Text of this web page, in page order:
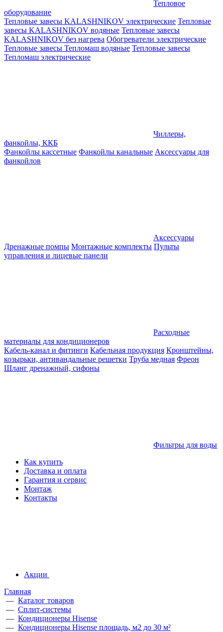
Тепловое
оборудование
Тепловые завесы KALASHNIKOV электрические Тепловые
завесы KALASHNIKOV водяные Тепловые завесы
KALASHNIKOV без нагрева Обогреватели электрические
Тепловые завесы Тепломаш водяные Тепловые завесы
Тепломаш электрические
Чиллеры,
фанкойлы, ККБ
Фанкойлы кассетные Фанкойлы канальные Аксессуары для
фанкойлов
Аксессуары
Дренажные помпы Монтажные комплекты Пульты
управления и лицевые панели
Расходные
материалы для кондиционеров
Кабель-канал и фитинги Кабельная продукция Кронштейны,
козырьки, антивандальные решетки Труба медная Фреон
Шланг дренажный, сифоны
Фильтры для воды
Как купить
Доставка и оплата
Гарантия и сервис
Монтаж
Контакты
Акции
Главная
— Каталог товаров
— Сплит-системы
— Кондиционеры Hisense
— Кондиционеры Hisense площадь, м2 до 30 м²